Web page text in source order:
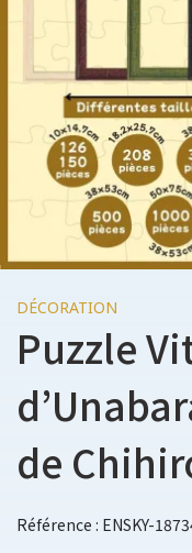
DÉCORATION
Puzzle
de
Référence : ENSKY-